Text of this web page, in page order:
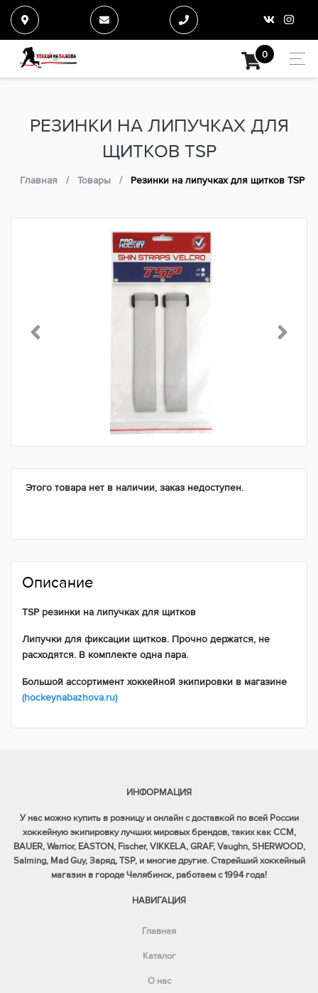
0
РЕЗИНКИ НА ЛИПУЧКАХ ДЛЯ
ЩИТКОВ TSP
Главная Товары Резинки на липучках для щитков TSP
Этого товара нет в наличии, заказ недоступен.
Описание
TSP резинки на липучках для щитков
Липучки для фиксации щитков. Прочно держатся, не
расходятся. В комплекте одна пара.
Большой ассортимент хоккейной экипировки в магазине
(hockeynabazhova.ru)
ИНФОРМАЦИЯ
У нас можно купить в розницу и онлайн с доставкой по всей России
хоккейную экипировку лучших мировых брендов, таких как CCM,
BAUER, Warrior, EASTON, Fischer, VIKKELA, GRAF, Vaughn, SHERWOOD,
Salming, Mad Guy, Заряд, TSP, и многие другие. Старейший хоккейный
магазин в городе Челябинск, работаем с 1994 года!
НАВИГАЦИЯ
Главная
Каталог
О нас